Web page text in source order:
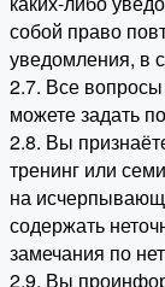
собой право
уведомления, в
2.7. Все
можете задать
2.8. Вы
тренинг или
на
содержать
замечания по
2.9. Вы